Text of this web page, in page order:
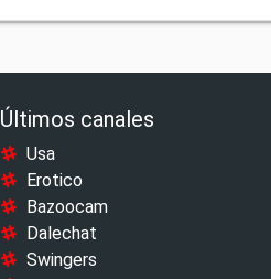
Últimos canales
Usa
Erotico
Bazoocam
Dalechat
Swingers